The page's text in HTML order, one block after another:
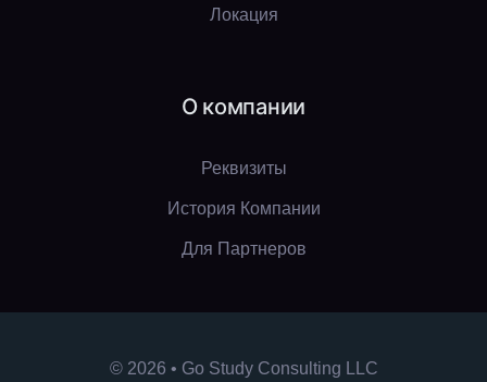
Локация
О компании
Реквизиты
История Компании
Для Партнеров
© 2026 • Go Study Consulting LLC